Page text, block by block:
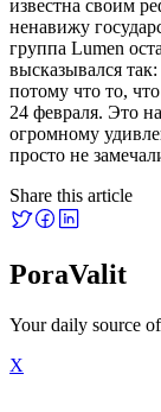
известна своим
ненавижу
группа Lumen
высказывался
потому что то,
24 февраля. Это
огромному
просто не
Share this article
PoraValit
Your daily source
X